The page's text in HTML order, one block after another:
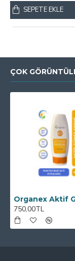
SEPETE EKLE
ÇOK
750,00TL